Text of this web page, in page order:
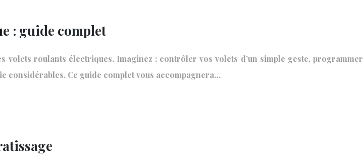
: guide complet
roulants électriques. Imaginez : contrôler vos volets d’un simple geste, programmer
considérables. Ce guide complet vous accompagnera…